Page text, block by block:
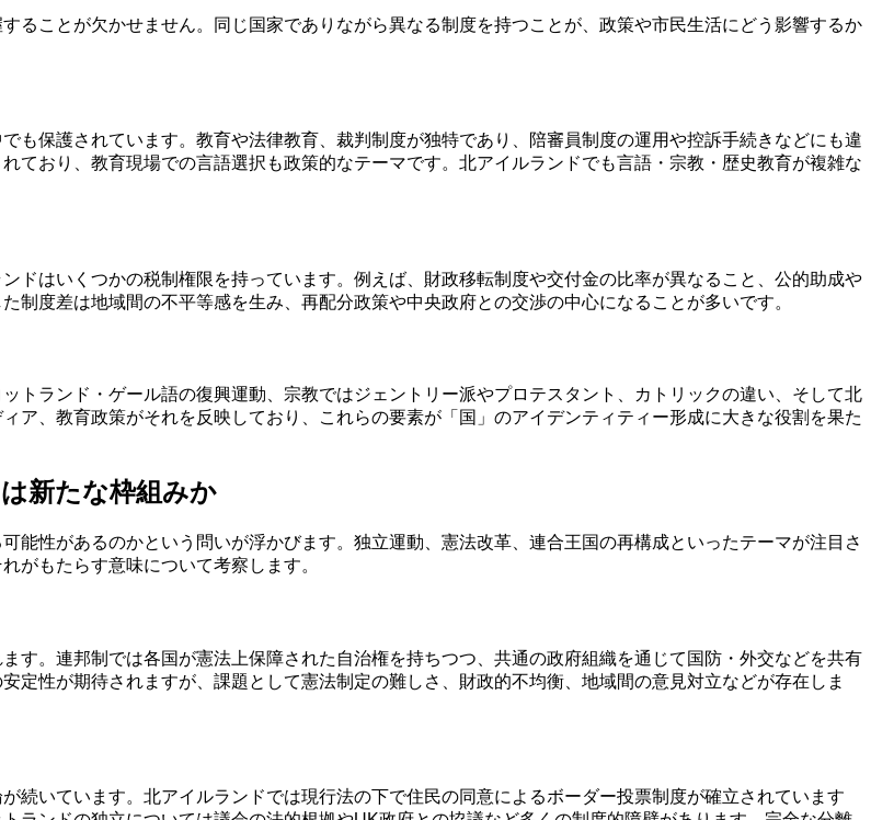
ることが欠かせません。同じ国家でありながら異なる制度を持つことが、政策や市民生活にどう影響するか
も保護されています。教育や法律教育、裁判制度が独特であり、陪審員制度の運用や控訴手続きなどにも違
ており、教育現場での言語選択も政策的なテーマです。北アイルランドでも言語・宗教・歴史教育が複雑な
ドはいくつかの税制権限を持っています。例えば、財政移転制度や交付金の比率が異なること、公的助成や
度差は地域間の不平等感を生み、再配分政策や中央政府との交渉の中心になることが多いです。
トランド・ゲール語の復興運動、宗教ではジェントリー派やプロテスタント、カトリックの違い、そして北
ア、教育政策がそれを反映しており、これらの要素が「国」のアイデンティティー形成に大きな役割を果た
新たな枠組みか
能性があるのかという問いが浮かびます。独立運動、憲法改革、連合王国の再構成といったテーマが注目さ
がもたらす意味について考察します。
す。連邦制では各国が憲法上保障された自治権を持ちつつ、共通の政府組織を通じて国防・外交などを共有
定性が期待されますが、課題として憲法制定の難しさ、財政的不均衡、地域間の意見対立などが存在しま
続いています。北アイルランドでは現行法の下で住民の同意によるボーダー投票制度が確立されています